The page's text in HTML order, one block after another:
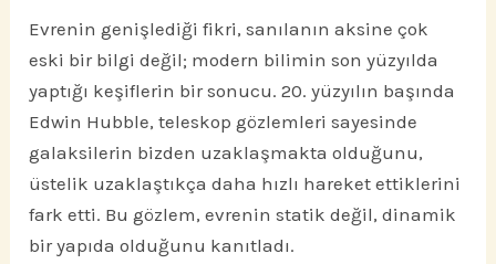
Evrenin genişlediği fikri, sanılanın aksine çok
eski bir bilgi değil; modern bilimin son yüzyılda
yaptığı keşiflerin bir sonucu. 20. yüzyılın başında
Edwin Hubble, teleskop gözlemleri sayesinde
galaksilerin bizden uzaklaşmakta olduğunu,
üstelik uzaklaştıkça daha hızlı hareket ettiklerini
fark etti. Bu gözlem, evrenin statik değil, dinamik
bir yapıda olduğunu kanıtladı.